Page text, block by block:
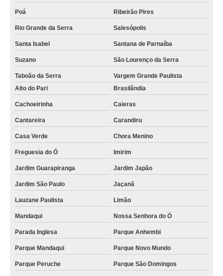
Poá Ribeirão Pires
Rio Grande da Serra Salesópolis
Santa Isabel Santana de Parnaíba
Suzano São Lourenço da Serra
Taboão da Serra
Vargem Grande Paulista
Alto do Pari
Brasilândia
Cachoeirinha Caieras
Cantareira Carandiru
Casa Verde Chora Menino
Freguesia do Ó Imirim
Jardim Guarapiranga Jardim Japão
Jardim São Paulo Jaçanã
Lauzane Paulista Limão
Mandaqui Nossa Senhora do Ó
Parada Inglesa Parque Anhembi
Parque Mandaqui Parque Novo Mundo
Parque Peruche Parque São Domingos